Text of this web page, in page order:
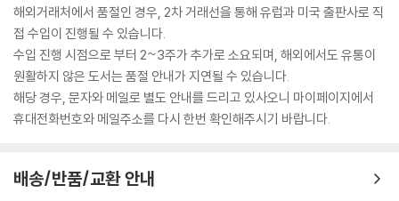
해외거래처에서 품절인 경우, 2차 거래선을 통해 유럽과 미국 출판사로 직
접 수입이 진행될 수 있습니다.
수입 진행 시점으로 부터 2~3주가 추가로 소요되며, 해외에서도 유통이
원활하지 않은 도서는 품절 안내가 지연될 수 있습니다.
해당 경우, 문자와 메일로 별도 안내를 드리고 있사오니 마이페이지에서
휴대전화번호와 메일주소를 다시 한번 확인해주시기 바랍니다.
배송/반품/교환 안내